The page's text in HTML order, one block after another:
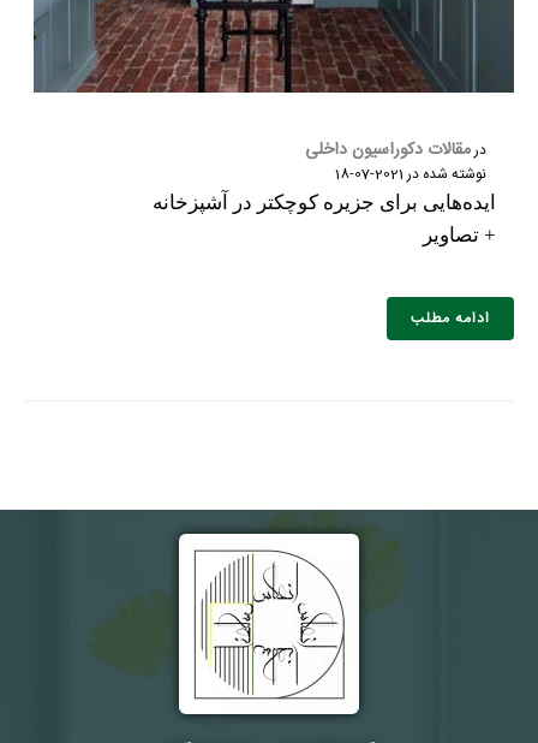
درمقالات دکوراسیون داخلی
نوشته شده در2021-07-18
ایده‌هایی برای جزیره کوچکتر در آشپزخانه
+ تصاویر
ادامه مطلب